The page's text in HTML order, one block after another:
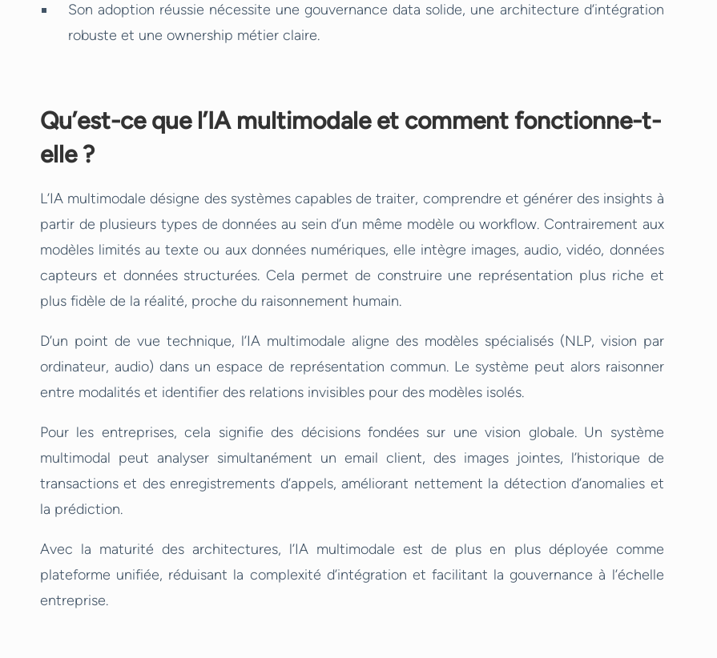
Son adoption réussie nécessite une gouvernance data solide, une architecture d’intégration
robuste et une ownership métier claire.
Qu’est-ce que l’IA multimodale et comment fonctionne-t-
elle ?
L’IA multimodale désigne des systèmes capables de traiter, comprendre et générer des insights à
partir de plusieurs types de données au sein d’un même modèle ou workflow. Contrairement aux
modèles limités au texte ou aux données numériques, elle intègre images, audio, vidéo, données
capteurs et données structurées. Cela permet de construire une représentation plus riche et
plus fidèle de la réalité, proche du raisonnement humain.
D’un point de vue technique, l’IA multimodale aligne des modèles spécialisés (NLP, vision par
ordinateur, audio) dans un espace de représentation commun. Le système peut alors raisonner
entre modalités et identifier des relations invisibles pour des modèles isolés.
Pour les entreprises, cela signifie des décisions fondées sur une vision globale. Un système
multimodal peut analyser simultanément un email client, des images jointes, l’historique de
transactions et des enregistrements d’appels, améliorant nettement la détection d’anomalies et
la prédiction.
Avec la maturité des architectures, l’IA multimodale est de plus en plus déployée comme
plateforme unifiée, réduisant la complexité d’intégration et facilitant la gouvernance à l’échelle
entreprise.